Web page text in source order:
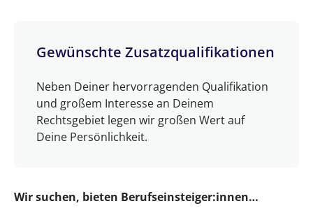
Gewünschte Zusatzqualifikationen
Neben Deiner hervorragenden Qualifikation
und großem Interesse an Deinem
Rechtsgebiet legen wir großen Wert auf
Deine Persönlichkeit.
Wir suchen, bieten Berufseinsteiger:innen…